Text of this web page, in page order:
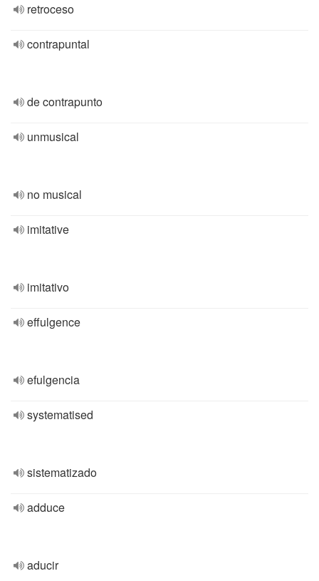
retroceso
contrapuntal
de contrapunto
unmusical
no musical
imitative
imitativo
effulgence
efulgencia
systematised
sistematizado
adduce
aducir